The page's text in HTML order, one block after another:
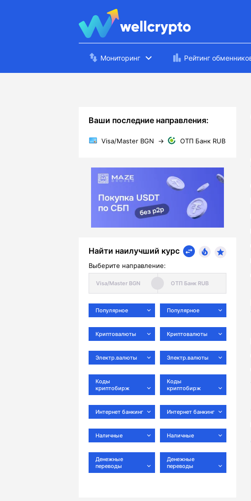
Мониторинг Рейтинг
Ваши последние направления:
Visa/Master BGN → ОТП Банк RUB
Найти наилучший курс
Выберите направление:
Популярное
Криптовалюты
Электр.валюты
Коды
криптобирж
Интернет банкинг
Наличные
Денежные
переводы
Популярное
Криптовалюты
Электр.валюты
Коды
криптобирж
Интернет банкинг
Наличные
Денежные
переводы